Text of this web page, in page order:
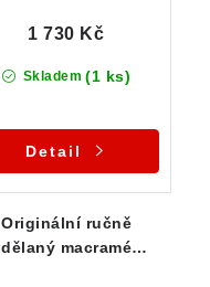
Skladem (1 ks)
1 730 Kč
Detail
Originální ručně
dělaný macramé